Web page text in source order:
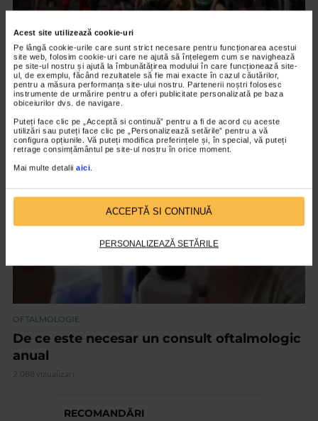
Acest site utilizează cookie-uri
Pe lângă cookie-urile care sunt strict necesare pentru funcționarea acestui
site web, folosim cookie-uri care ne ajută să înțelegem cum se navighează
pe site-ul nostru și ajută la îmbunătățirea modului în care funcționează site-
ul, de exemplu, făcând rezultatele să fie mai exacte în cazul căutărilor,
pentru a măsura performanța site-ului nostru. Partenerii noștri folosesc
instrumente de urmărire pentru a oferi publicitate personalizată pe baza
obiceiurilor dvs. de navigare.
Puteți face clic pe „Acceptă si continuă” pentru a fi de acord cu aceste
utilizări sau puteți face clic pe „Personalizează setările” pentru a vă
configura opțiunile. Vă puteți modifica preferințele și, în special, vă puteți
retrage consimțământul pe site-ul nostru în orice moment.
Mai multe detalii aici
ACCEPTĂ SI CONTINUĂ
PERSONALIZEAZĂ SETĂRILE
UNCATEGORIZED
Race for the cure, aleargă pentru sănătatea
femeilor!
VIDEO
OFTALMOLOGIE
De ce este necesar un consult oftalmologic
anual
2.088 vizualizari
RECOMANDĂRI